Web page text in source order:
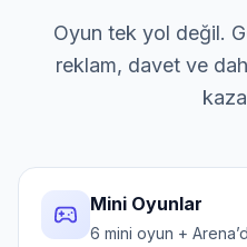
Oyun tek yol değil.
reklam, davet ve
Mini Oyunlar
6 mini oyun +